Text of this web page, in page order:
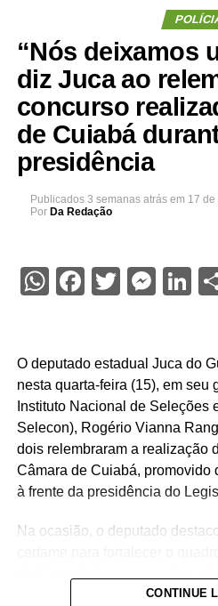
“Nós deixamos
diz Juca ao
concurso
de Cuiabá
presidência
Publicados 3 semanas atrás em 17
Por Da Redação
WhatsApp
Facebook
Twitter
O deputado estadual Juca do
nesta quarta-feira (15), em seu
Instituto Nacional de Seleções
Selecon), Rogério Vianna
dois relembraram a realização
Câmara de Cuiabá, promovido
à frente da presidência do
Na ocasião, o deputado
CONTINUE